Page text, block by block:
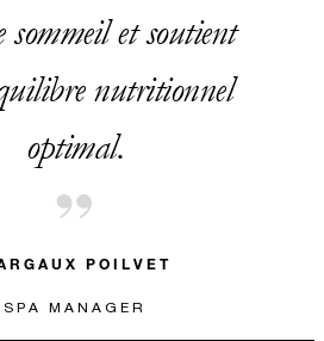
sommeil et soutient
nutritionnel
optimal.
POILVET
SPA MANAGER